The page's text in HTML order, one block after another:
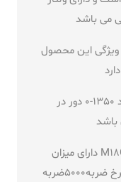
از دیگر ویژگی این محصول
این محصول دارای سرعت در حالت ازاد 1350-0 دور در
بتن کن شارژی میلواکی مدل M18CHPX-0 دارای میزان
انرژی 4.3ژول در ضربه است و دارای نرخ ضربه5000ضربه